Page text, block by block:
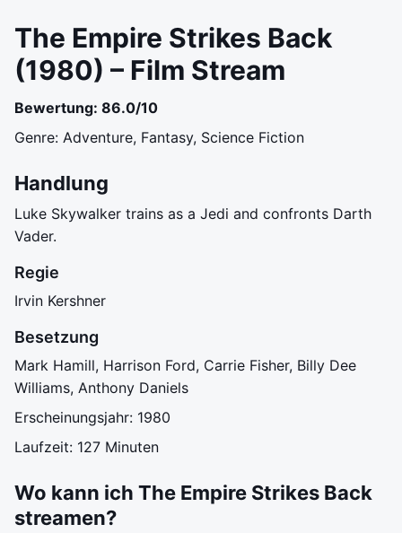
The Empire Strikes Back
(1980) – Film Stream
Bewertung: 86.0/10
Genre: Adventure, Fantasy, Science Fiction
Handlung
Luke Skywalker trains as a Jedi and confronts Darth
Vader.
Regie
Irvin Kershner
Besetzung
Mark Hamill, Harrison Ford, Carrie Fisher, Billy Dee
Williams, Anthony Daniels
Erscheinungsjahr: 1980
Laufzeit: 127 Minuten
Wo kann ich The Empire Strikes Back
streamen?